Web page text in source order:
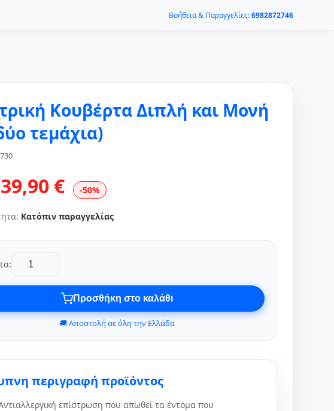
Βοήθεια & Παραγγελίες:6982872746
Κουβέρτα Διπλή και Μονή
τεμάχια)
39,90 € -50%
Κατόπιν παραγγελίας
Προσθήκη στο καλάθι
🚚 Αποστολή σε όλη την Ελλάδα
περιγραφή προϊόντος
επίστρωση που απωθεί τα έντομα που